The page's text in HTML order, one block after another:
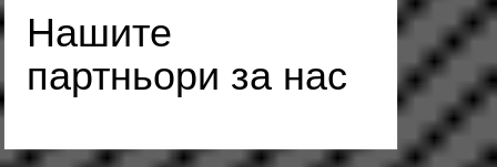
Нашите
партньори за нас